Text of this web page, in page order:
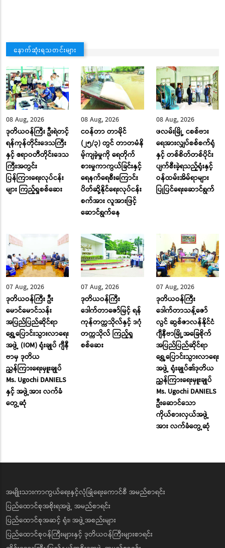
နောက်ဆုံးရသတင်းများ
08 Aug, 2026
ဒုတိယဝန်ကြီး ဦးရဲတင့်
ရန်ကုန်တိုင်းဒေသကြီး
နှင့် ဧရာဝတီတိုင်းဒေသ
ကြီးအတွင်း
ပြန်ကြားရေးလုပ်ငန်း
များ ကြည့်ရှုစစ်ဆေး
08 Aug, 2026
ငဝန်တာ တာမိုင်
(၂၅/၃) တွင် တာတမံနိ
မ့်ကျခဲ့မှုကို ရေတိုက်
စားမှုကာကွယ်ခြင်းနှင့်
ရေနက်ရေစီးကြောင်း
ပိတ်ဆို့နိုင်ရေးလုပ်ငန်း
စက်အား လူအားဖြင့်
ဆောင်ရွက်နေ
08 Aug, 2026
ဖလမ်းမြို့ ငစစ်ဗား
ရေအားလျှပ်စစ်စက်ရုံ
နှင့် တစ်စိတ်တစ်ပိုင်း
ပျက်စီးခဲ့ရသည့်ရုံးနှင့်
ဝန်ထမ်းအိမ်ရာများ
ပြုပြင်ရေးဆောင်ရွက်
07 Aug, 2026
ဒုတိယဝန်ကြီး ဦး
မောင်မောင်သန်း
အပြည်ပြည်ဆိုင်ရာ
ရွှေ့ပြောင်းသွားလာရေး
အဖွဲ့ (IOM) ရုံးချုပ် ဂျီနီ
ဗာမှ ဒုတိယ
ညွှန်ကြားရေးမှူးချုပ်
Ms. Ugochi DANIELS
နှင့် အဖွဲ့အား လက်ခံ
တွေ့ဆုံ
07 Aug, 2026
ဒုတိယဝန်ကြီး
ဒေါက်တာဇော်မြင့် ရန်
ကုန်တက္ကသိုလ်နှင့် ဒဂုံ
တက္ကသိုလ် ကြည့်ရှု
စစ်ဆေး
07 Aug, 2026
ဒုတိယဝန်ကြီး
ဒေါက်တာသန့်ဇော်
လွင် ဆွစ်ဇာလန်နိုင်ငံ
ဂျီနီဗာမြို့အခြေစိုက်
အပြည်ပြည်ဆိုင်ရာ
ရွှေ့ပြောင်းသွားလာရေး
အဖွဲ့ ရုံးချုပ်၏ဒုတိယ
ညွှန်ကြားရေးမှူးချုပ်
Ms. Ugochi DANIELS
ဦးဆောင်သော
ကိုယ်စားလှယ်အဖွဲ့
အား လက်ခံတွေ့ဆုံ
အမျိုးသားကာကွယ်ရေးနှင့်လုံခြုံရေးကောင်စီ အမည်စာရင်း
ပြည်ထောင်စုအစိုးရအဖွဲ့ အမည်စာရင်း
ပြည်ထောင်စုအဆင့် ရုံး၊ အဖွဲ့အစည်းများ
ပြည်ထောင်စုဝန်ကြီးများနှင့် ဒုတိယဝန်ကြီးများစာရင်း